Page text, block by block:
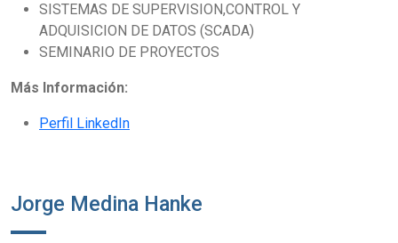
SISTEMAS DE SUPERVISION,CONTROL Y
ADQUISICION DE DATOS (SCADA)
SEMINARIO DE PROYECTOS
Más Información:
Perfil LinkedIn
Jorge Medina Hanke